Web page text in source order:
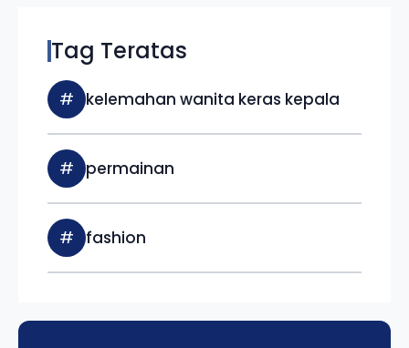
Tag Teratas
# kelemahan wanita keras kepala
# permainan
# fashion